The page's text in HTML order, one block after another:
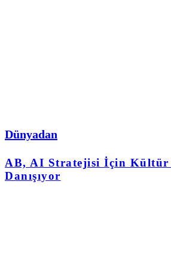
Dünyadan
AB, AI Stratejisi İçin Kültür
Danışıyor